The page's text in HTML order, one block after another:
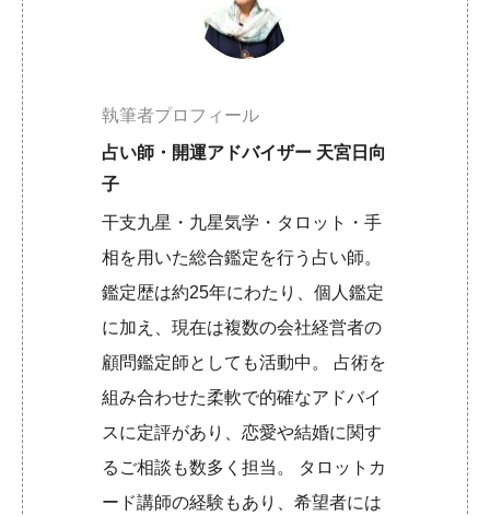
執筆者プロフィール
占い師・開運アドバイザー 天宮日向
子
干支九星・九星気学・タロット・手
相を用いた総合鑑定を行う占い師。
鑑定歴は約25年にわたり、個人鑑定
に加え、現在は複数の会社経営者の
顧問鑑定師としても活動中。 占術を
組み合わせた柔軟で的確なアドバイ
スに定評があり、恋愛や結婚に関す
るご相談も数多く担当。 タロットカ
ード講師の経験もあり、希望者には